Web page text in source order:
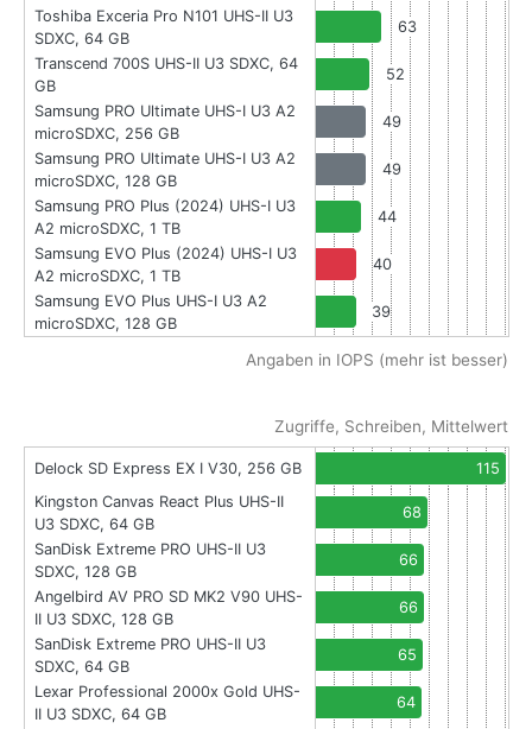
Toshiba Exceria Pro N101 UHS-II U3
SDXC, 64 GB
63
Transcend 700S UHS-II U3 SDXC, 64
GB
52
Samsung PRO Ultimate UHS-I U3 A2
microSDXC, 256 GB
49
Samsung PRO Ultimate UHS-I U3 A2
microSDXC, 128 GB
49
Samsung PRO Plus (2024) UHS-I U3
A2 microSDXC, 1 TB
44
Samsung EVO Plus (2024) UHS-I U3
A2 microSDXC, 1 TB
40
Samsung EVO Plus UHS-I U3 A2
microSDXC, 128 GB
39
Angaben in IOPS (mehr ist besser)
Zugriffe, Schreiben, Mittelwert
Delock SD Express EX I V30, 256 GB
115
Kingston Canvas React Plus UHS-II
U3 SDXC, 64 GB
68
SanDisk Extreme PRO UHS-II U3
SDXC, 128 GB
66
Angelbird AV PRO SD MK2 V90 UHS-
II U3 SDXC, 128 GB
66
SanDisk Extreme PRO UHS-II U3
SDXC, 64 GB
65
Lexar Professional 2000x Gold UHS-
II U3 SDXC, 64 GB
64